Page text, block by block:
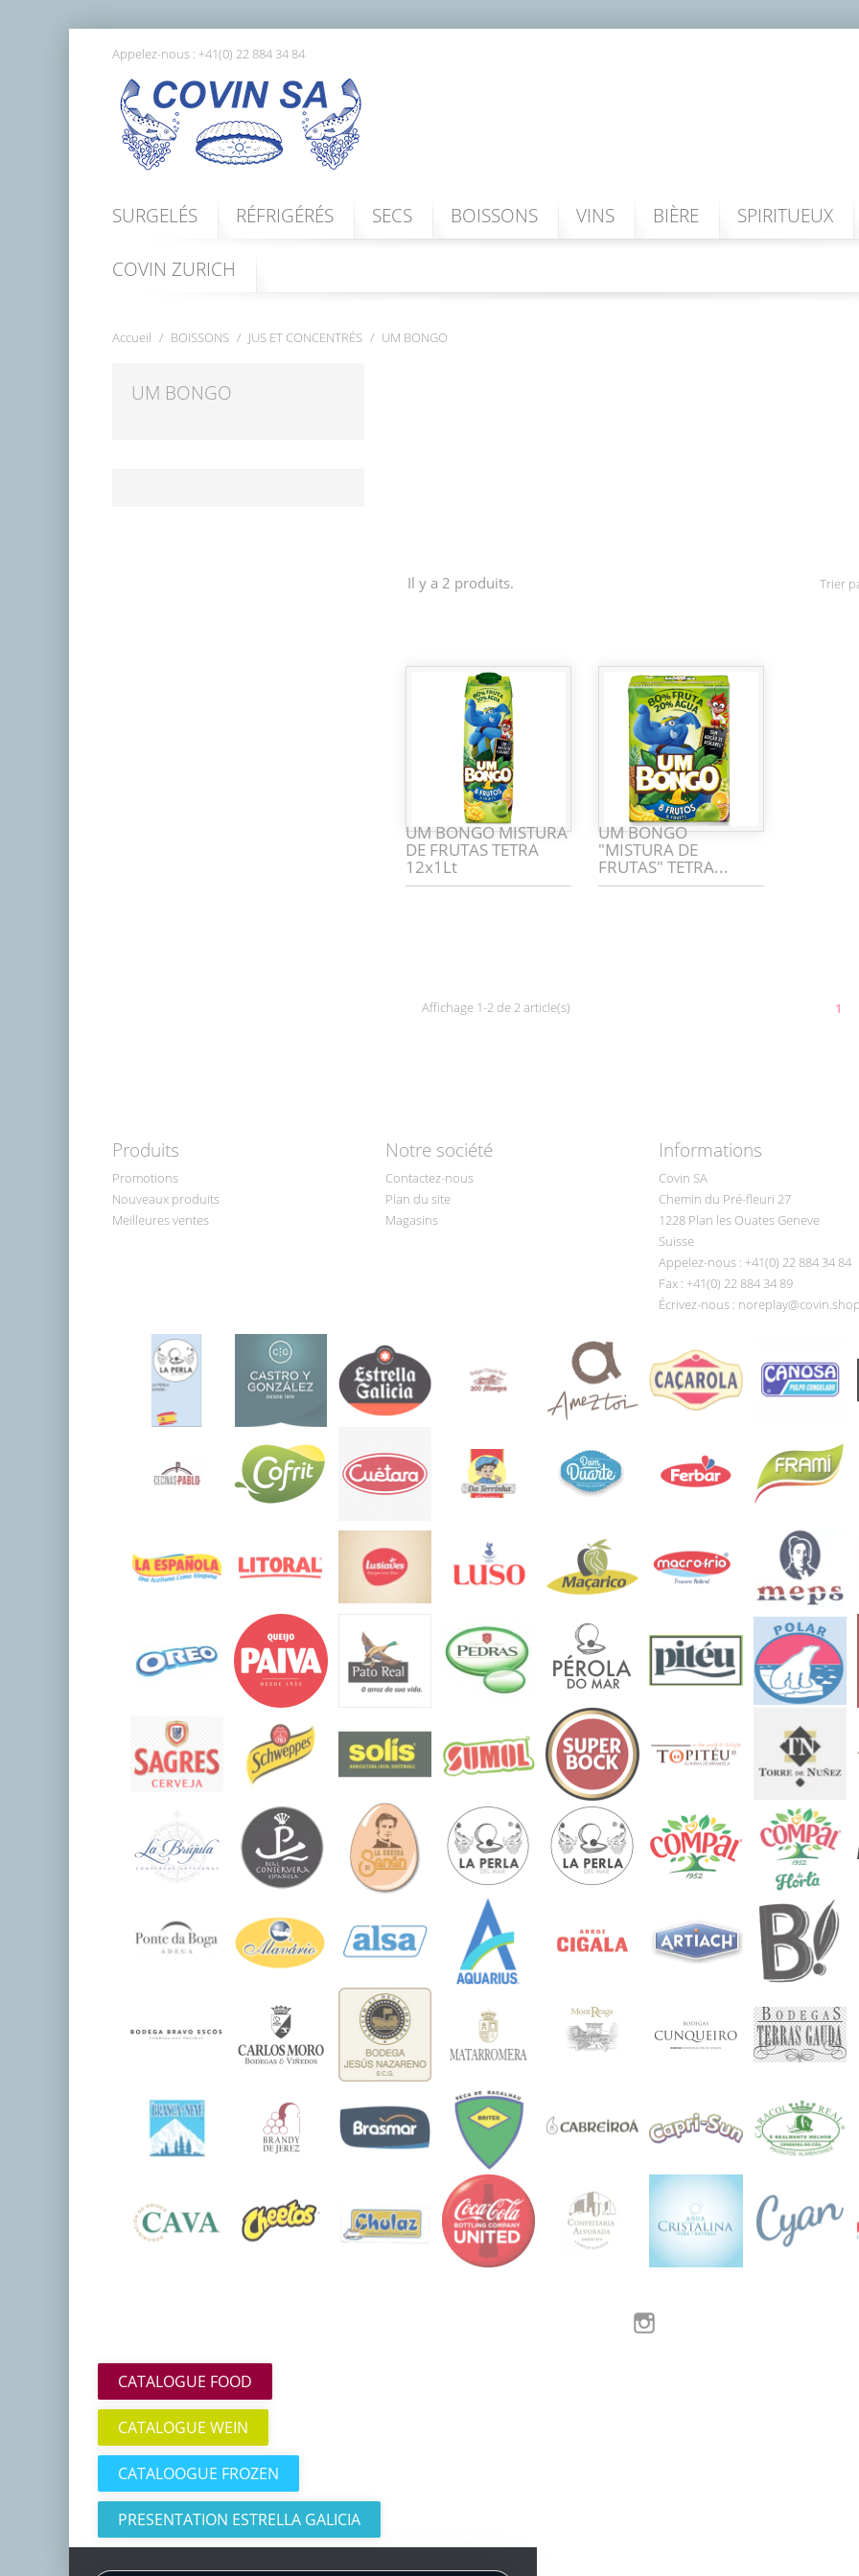
Appelez-nous : +41(0) 22 884 34 84
SURGELÉS RÉFRIGÉRÉS SECS BOISSONS VINS BIÈRE SPIRITUEUX
COVIN ZURICH
Accueil BOISSONS JUS ET CONCENTRÉS UM BONGO
UM BONGO
Il y a 2 produits. Trier
UM BONGO MISTURA
DE FRUTAS TETRA
12x1Lt
UM BONGO
"MISTURA DE
FRUTAS" TETRA...
Affichage 1-2 de 2 article(s) 1
Produits
Promotions
Nouveaux produits
Meilleures ventes
Notre société
Contactez-nous
Plan du site
Magasins
Informations
Covin SA
Chemin du Pré-fleuri 27
1228 Plan les Ouates Geneve
Suisse
Appelez-nous : +41(0) 22 884 34 84
Fax : +41(0) 22 884 34 89
Écrivez-nous :
CATALOGUE FOOD
CATALOGUE WEIN
CATALOOGUE FROZEN
PRESENTATION ESTRELLA GALICIA